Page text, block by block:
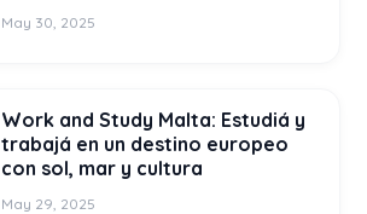
May 30, 2025
Work and Study Malta: Estudiá y
trabajá en un destino europeo
con sol, mar y cultura
May 29, 2025